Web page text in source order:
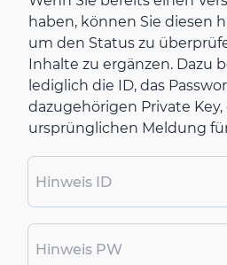
haben, können Sie diesen
um den Status zu
Inhalte zu ergänzen. Dazu
lediglich die ID, das
dazugehörigen Private
ursprünglichen Meldung